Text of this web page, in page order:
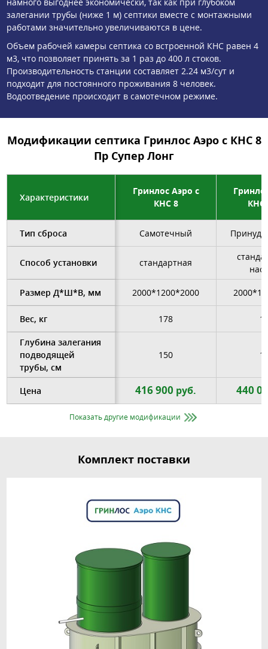
залегании трубы (ниже 1 м) септики вместе с монтажными
работами значительно увеличиваются в цене.
Объем рабочей камеры септика со встроенной КНС равен 4
м3, что позволяет принять за 1 раз до 400 л стоков.
Производительность станции составляет 2.24 м3/сут и
подходит для постоянного проживания 8 человек.
Водоотведение происходит в самотечном режиме.
Модификации септика Гринлос Аэро с КНС 8
Пр Супер Лонг
Характеристики
Гринлос Аэро с
КНС 8
КНС
Тип сброса Самотечный
Способ установки стандартная
Размер Д*Ш*В, мм 2000*1200*2000
Вес, кг 178
Глубина залегания
подводящей
трубы, см
150
Цена 416 900 руб. 440
Показать другие модификации
Комплект поставки